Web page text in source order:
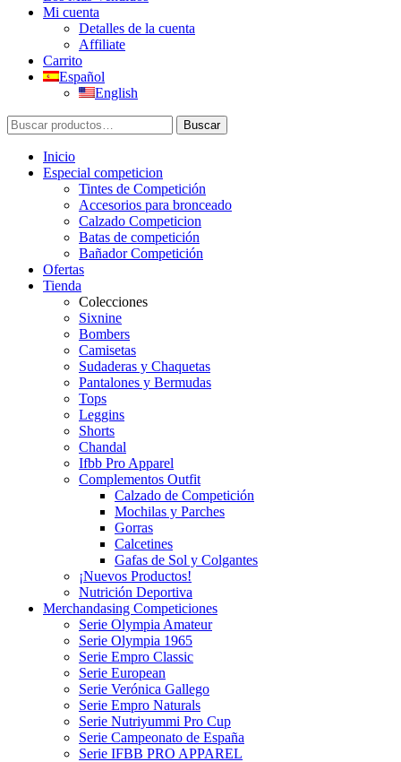
Mi cuenta
Detalles de la cuenta
Affiliate
Carrito
Español
English
Buscar
por:
Buscar
Inicio
Especial competicion
Tintes de Competición
Accesorios para bronceado
Calzado Competicion
Batas de competición
Bañador Competición
Ofertas
Tienda
Colecciones
Sixnine
Bombers
Camisetas
Sudaderas y Chaquetas
Pantalones y Bermudas
Tops
Leggins
Shorts
Chandal
Ifbb Pro Apparel
Complementos Outfit
Calzado de Competición
Mochilas y Parches
Gorras
Calcetines
Gafas de Sol y Colgantes
¡Nuevos Productos!
Nutrición Deportiva
Merchandasing Competiciones
Serie Olympia Amateur
Serie Olympia 1965
Serie Empro Classic
Serie European
Serie Verónica Gallego
Serie Empro Naturals
Serie Nutriyummi Pro Cup
Serie Campeonato de España
Serie IFBB PRO APPAREL